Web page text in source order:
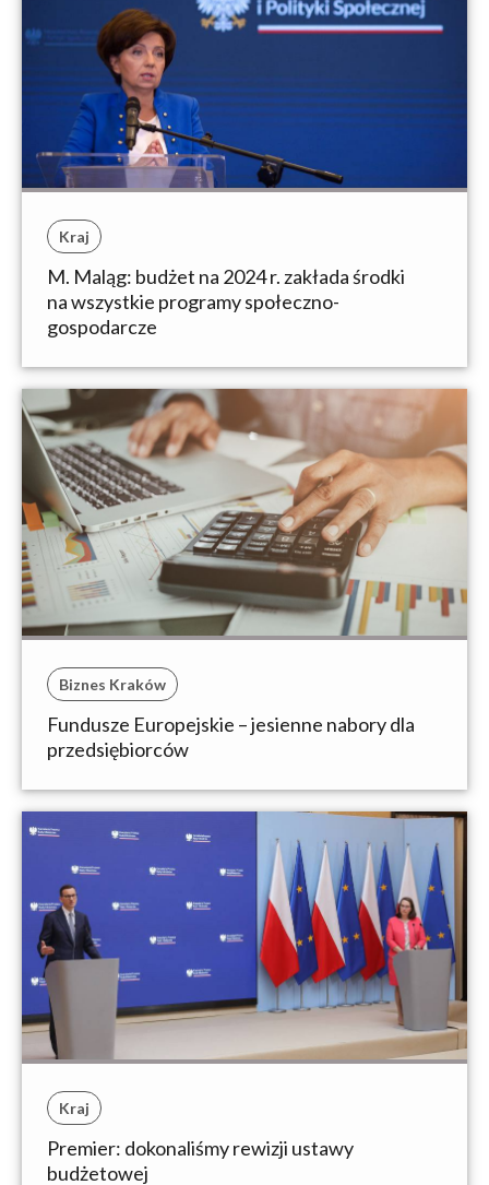
Kraj
M. Maląg: budżet na 2024 r. zakłada środki
na wszystkie programy społeczno-
gospodarcze
Biznes Kraków
Fundusze Europejskie – jesienne nabory dla
przedsiębiorców
Kraj
Premier: dokonaliśmy rewizji ustawy
budżetowej